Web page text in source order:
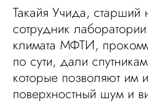
Такайя Учида, старший
сотрудник
климата МФТИ,
по сути, дали
которые позволяют им
поверхностный шум и